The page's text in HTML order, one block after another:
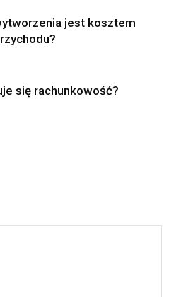
jest kosztem
się rachunkowość?